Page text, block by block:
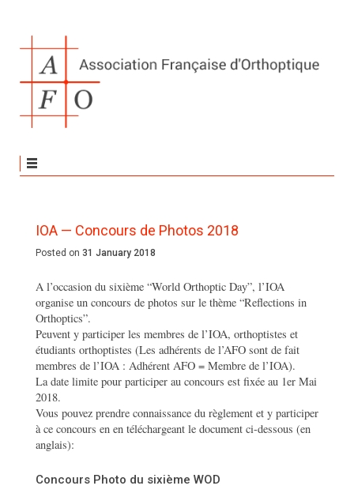
IOA — Concours de Photos 2018
Posted on 31 January 2018
A l’occasion du sixième “World Orthoptic Day”, l’IOA
organise un concours de photos sur le thème “Reflections in
Orthoptics”.
Peuvent y participer les membres de l’IOA, orthoptistes et
étudiants orthoptistes (Les adhérents de l’AFO sont de fait
membres de l’IOA : Adhérent AFO = Membre de l’IOA).
La date limite pour participer au concours est fixée au 1er Mai
2018.
Vous pouvez prendre connaissance du règlement et y participer
à ce concours en en téléchargeant le document ci-dessous (en
anglais):
Concours Photo du sixième WOD